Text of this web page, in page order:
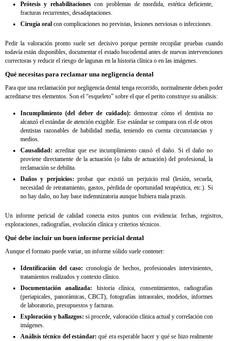
Prótesis y rehabilitacionescon problemas de mordida, estética deficiente,
fracturas recurrentes, desadaptaciones.
Cirugía oral con complicaciones no previstas, lesiones nerviosas o infecciones.
Pedir la valoración pronto suele ser decisivo porque permite recopilar pruebas cuando
todavía están disponibles, documentar el estado bucodental antes de nuevas intervenciones
correctoras y reducir el riesgo de lagunas en la historia clínica o en las imágenes.
Qué necesitas para reclamar una negligencia dental
Para que una reclamación por negligencia dental tenga recorrido, normalmente deben poder
acreditarse tres elementos. Son el “esqueleto” sobre el que el perito construye su análisis:
Incumplimiento (del deber de cuidado): demostrar cómo el dentista no
alcanzó el estándar de atención exigible. Ese estándar se compara con el de otros
dentistas razonables de habilidad media, teniendo en cuenta circunstancias y
medios.
Causalidad: acreditar que ese incumplimiento causó el daño. Si el daño no
proviene directamente de la actuación (o falta de actuación) del profesional, la
reclamación se debilita.
Daños y perjuicios: probar que existió un perjuicio real (lesión, secuela,
necesidad de retratamiento, gastos, pérdida de oportunidad terapéutica, etc.). Si
no hay daño, no hay base indemnizatoria aunque hubiera mala praxis.
Un informe pericial de calidad conecta estos puntos con evidencia: fechas, registros,
exploraciones, radiografías, evolución clínica y criterios técnicos.
Qué debe incluir un buen informe pericial dental
Aunque el formato puede variar, un informe sólido suele contener:
Identificación del caso: cronología de hechos, profesionales intervinientes,
tratamientos realizados y contexto clínico.
Documentación analizada:
historia clínica, consentimientos, radiografías
(periapicales, panorámicas, CBCT), fotografías intraorales, modelos, informes
de laboratorio, presupuestos y facturas.
Exploración y hallazgos: si procede, valoración clínica actual y correlación con
imágenes.
Análisis técnico del estándar: qué era esperable hacer y qué se hizo realmente